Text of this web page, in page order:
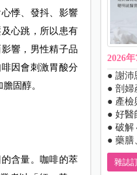
悸、發抖、影響
心跳，所以患有
響，男性精子品
因會刺激胃酸分
固醇。
含量。咖啡的萃
2026
● 謝沛
● 剖婦
● 產檢
● 好醫
● 破解
● 藥膳
雜誌